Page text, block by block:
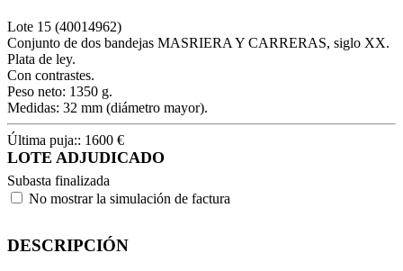
Lote 15 (40014962)
Conjunto de dos bandejas MASRIERA Y CARRERAS, siglo XX.
Plata de ley.
Con contrastes.
Peso neto: 1350 g.
Medidas: 32 mm (diámetro mayor).
Última puja:: 1600 €
LOTE ADJUDICADO
Subasta finalizada
No mostrar la simulación de factura
DESCRIPCIÓN